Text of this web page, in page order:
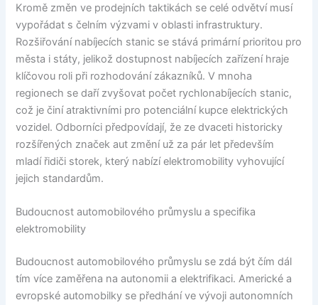
Kromě změn ve prodejních taktikách se celé odvětví musí
vypořádat s čelním výzvami v oblasti infrastruktury.
Rozšiřování nabíjecích stanic se stává primární prioritou pro
města i státy, jelikož dostupnost nabíjecích zařízení hraje
klíčovou roli při rozhodování zákazníků. V mnoha
regionech se daří zvyšovat počet rychlonabíjecích stanic,
což je činí atraktivními pro potenciální kupce elektrických
vozidel. Odborníci předpovídají, že ze dvaceti historicky
rozšířených značek aut změní už za pár let především
mladí řidiči storek, který nabízí elektromobility vyhovující
jejich standardům.
Budoucnost automobilového průmyslu a specifika
elektromobility
Budoucnost automobilového průmyslu se zdá být čím dál
tím více zaměřena na autonomii a elektrifikaci. Americké a
evropské automobilky se předhání ve vývoji autonomních